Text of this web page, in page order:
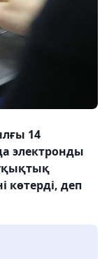
14
электронды
көтерді, деп